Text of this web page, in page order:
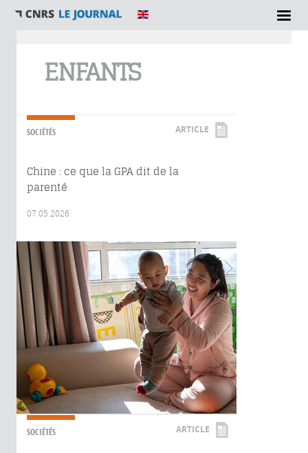
ENFANTS
SOCIÉTÉS ARTICLE
Chine : ce que la GPA dit de la
parenté
07.05.2026
SOCIÉTÉS ARTICLE